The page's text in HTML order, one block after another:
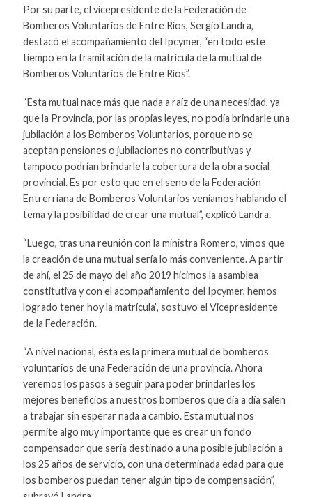
Por su parte, el vicepresidente de la Federación de
Bomberos Voluntarios de Entre Ríos, Sergio Landra,
destacó el acompañamiento del Ipcymer, “en todo este
tiempo en la tramitación de la matrícula de la mutual de
Bomberos Voluntarios de Entre Ríos”.
“Esta mutual nace más que nada a raíz de una necesidad, ya
que la Provincia, por las propias leyes, no podía brindarle una
jubilación a los Bomberos Voluntarios, porque no se
aceptan pensiones o jubilaciones no contributivas y
tampoco podrían brindarle la cobertura de la obra social
provincial. Es por esto que en el seno de la Federación
Entrerriana de Bomberos Voluntarios veníamos hablando el
tema y la posibilidad de crear una mutual”, explicó Landra.
“Luego, tras una reunión con la ministra Romero, vimos que
la creación de una mutual sería lo más conveniente. A partir
de ahí, el 25 de mayo del año 2019 hicimos la asamblea
constitutiva y con el acompañamiento del Ipcymer, hemos
logrado tener hoy la matrícula”, sostuvo el Vicepresidente
de la Federación.
“A nivel nacional, ésta es la primera mutual de bomberos
voluntarios de una Federación de una provincia. Ahora
veremos los pasos a seguir para poder brindarles los
mejores beneficios a nuestros bomberos que día a día salen
a trabajar sin esperar nada a cambio. Esta mutual nos
permite algo muy importante que es crear un fondo
compensador que sería destinado a una posible jubilación a
los 25 años de servicio, con una determinada edad para que
los bomberos puedan tener algún tipo de compensación”,